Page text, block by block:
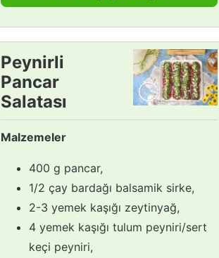
Peynirli
Pancar
Salatası
Tarifi
Malzemeler
400 g pancar,
1/2 çay bardağı balsamik sirke,
2-3 yemek kaşığı zeytinyağ,
4 yemek kaşığı tulum peyniri/sert
keçi peyniri,